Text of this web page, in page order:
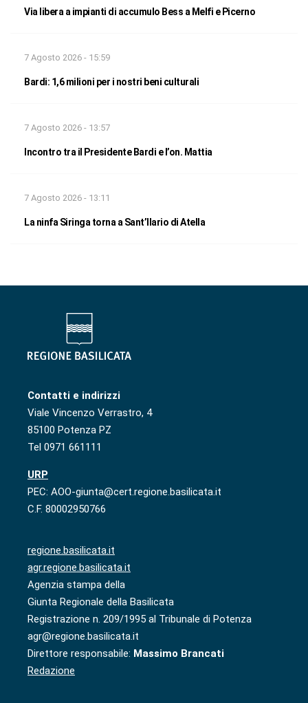
Via libera a impianti di accumulo Bess a Melfi e Picerno
7 Agosto 2026 - 15:59
Bardi: 1,6 milioni per i nostri beni culturali
7 Agosto 2026 - 13:57
Incontro tra il Presidente Bardi e l’on. Mattia
7 Agosto 2026 - 13:11
La ninfa Siringa torna a Sant’Ilario di Atella
Contatti e indirizzi
Viale Vincenzo Verrastro, 4
85100 Potenza PZ
Tel 0971 661111
URP
PEC: AOO-giunta@cert.regione.basilicata.it
C.F. 80002950766
regione.basilicata.it
agr.regione.basilicata.it
Agenzia stampa della
Giunta Regionale della Basilicata
Registrazione n. 209/1995 al Tribunale di Potenza
agr@regione.basilicata.it
Direttore responsabile: Massimo Brancati
Redazione